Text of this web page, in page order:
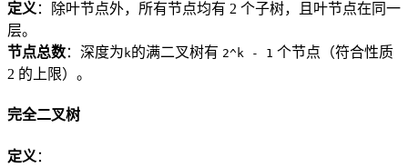
定义 ：除叶节点外，所有节点均有 2 个子树，且叶节点在同一
层。
节点总数：深度为 k的满二叉树有 2^k - 1 个节点（符合性质
2 的上限）。
完全二叉树
定义 ：